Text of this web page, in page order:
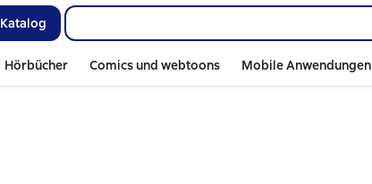
Katalog
Hörbücher Comics und webtoons Mobile Anwendungen